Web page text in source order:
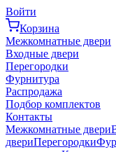
Войти
Корзина
Межкомнатные двери
Входные двери
Перегородки
Фурнитура
Распродажа
Подбор комплектов
Контакты
Межкомнатные двери
двериПерегородки